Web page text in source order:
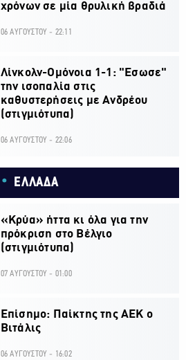
χρόνων σε μία θρυλική βραδιά
06 ΑΥΓΟΥΣΤΟΥ - 22:11
Λίνκολν-Ομόνοια 1-1: "Εσωσε"
την ισοπαλία στις
καθυστερήσεις με Ανδρέου
(στιγμιότυπα)
06 ΑΥΓΟΥΣΤΟΥ - 22:06
ΕΛΛΑΔΑ
«Κρύα» ήττα κι όλα για την
πρόκριση στο Βέλγιο
(στιγμιότυπα)
07 ΑΥΓΟΥΣΤΟΥ - 01:00
Επίσημο: Παίκτης της ΑΕΚ ο
Βιτάλις
06 ΑΥΓΟΥΣΤΟΥ - 16:02